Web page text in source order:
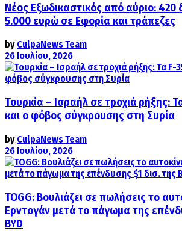
Νέος Εξωδικαστικός από αύριο: 420
5.000 ευρώ σε Εφορία και τράπεζες
by CulpaNews Team
26 Ιουλίου, 2026
Τουρκία – Ισραήλ σε τροχιά ρήξης:
και ο φόβος σύγκρουσης στη Συρία
by CulpaNews Team
26 Ιουλίου, 2026
TOGG: Βουλιάζει σε πωλήσεις το
Ερντογάν μετά το πάγωμα της
BYD